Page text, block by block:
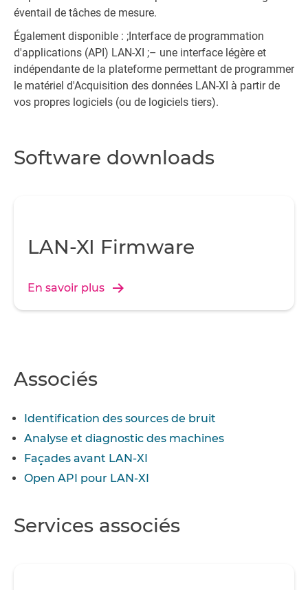
éventail de tâches de mesure.
Également disponible : ;Interface de programmation
d'applications (API) LAN-XI ;– une interface légère et
indépendante de la plateforme permettant de programmer
le matériel d'Acquisition des données LAN-XI à partir de
vos propres logiciels (ou de logiciels tiers).
Software downloads
LAN-XI Firmware
En savoir plus
Associés
Identification des sources de bruit
Analyse et diagnostic des machines
Façades avant LAN-XI
Open API pour LAN-XI
Services associés